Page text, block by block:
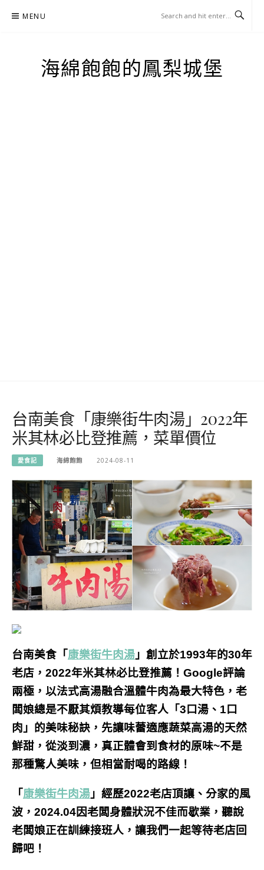
MENU
海綿飽飽的鳳梨城堡
台南美食「康樂街牛肉湯」2022年
米其林必比登推薦，菜單價位
愛食記 海綿飽飽 2024-08-11
台南美食「 康樂街牛肉湯 」 創立於1993年的30年
老店， 2022年米其林必比登推薦！Google評論
兩極，以法式高湯融合溫體牛肉為最大特色，老
闆娘總是不厭其煩教導每位客人「3口湯、1口
肉」的美味秘訣，先讓味蕾適應蔬菜高湯的天然
鮮甜，從淡到濃，真正體會到食材的原味~不是
那種驚人美味，但相當耐喝的路線！
「 康樂街牛肉湯 」經歷2022老店頂讓、分家的風
波，2024.04因老闆身體狀況不佳而歇業，聽說
老闆娘正在訓練接班人，讓我們一起等待老店回
歸吧！